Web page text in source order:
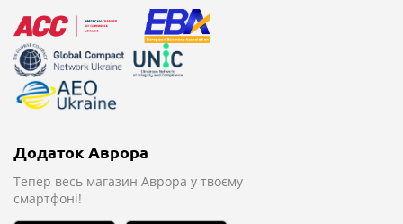
Додаток Аврора
Тепер весь магазин Аврора у твоєму
смартфоні!